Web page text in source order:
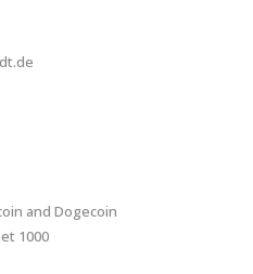
and Dogecoin
1000